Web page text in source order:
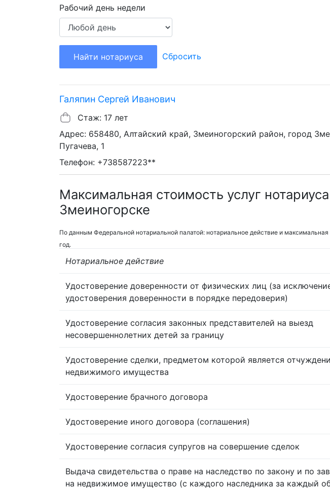
Рабочий день недели
Найти нотариуса Сбросить
Галяпин Сергей Иванович
Стаж: 17 лет
Адрес: 658480, Алтайский край, Змеиногорский район, город
Пугачева, 1
Телефон: +738587223**
Максимальная стоимость услуг
Змеиногорске
По данным Федеральной нотариальной палатой: нотариальное действие и
год.
Нотариальное действие
Удостоверение доверенности от физических лиц (за
удостоверения доверенности в порядке передоверия)
Удостоверение согласия законных представителей на выезд
несовершеннолетних детей за границу
Удостоверение сделки, предметом которой является
недвижимого имущества
Удостоверение брачного договора
Удостоверение иного договора (соглашения)
Удостоверение согласия супругов на совершение сделок
Выдача свидетельства о праве на наследство по закону и по
на недвижимое имущество (с каждого наследника за каждый